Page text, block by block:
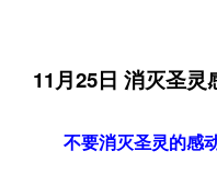
11月25日 消灭圣灵
不要消灭圣灵的感